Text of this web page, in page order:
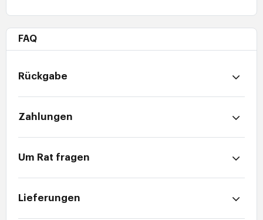
FAQ
Rückgabe
Zahlungen
Um Rat fragen
Lieferungen